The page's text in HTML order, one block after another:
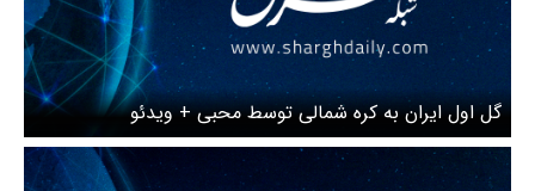
گل اول ایران به کره شمالی توسط محبی + ویدئو